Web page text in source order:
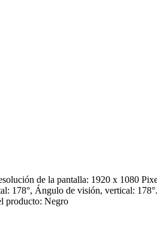
de la pantalla: 1920 x 1080
178°, Ángulo de visión, vertical:
producto: Negro